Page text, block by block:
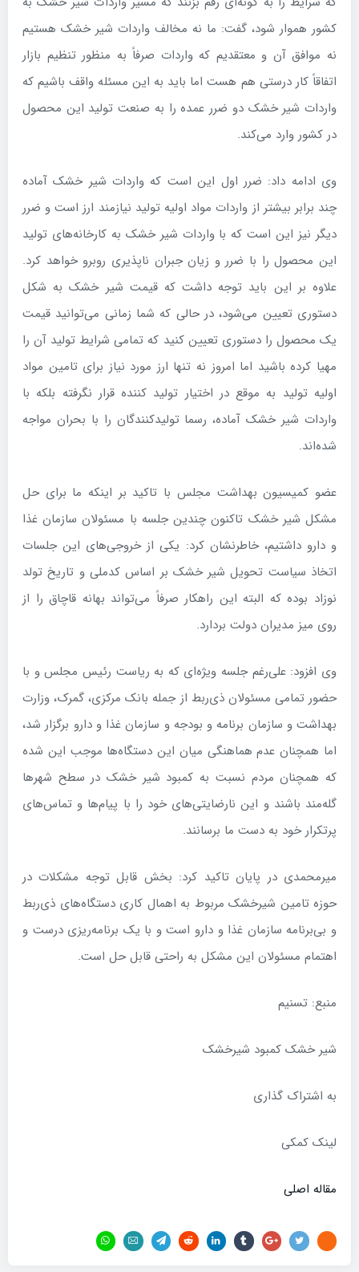
کشور هموار شود، گفت: ما نه مخالف واردات شیر خشک هستیم
نه موافق آن و معتقدیم که واردات صرفاً به منظور تنظیم بازار
اتفاقاً کار درستی هم هست اما باید به این مسئله واقف باشیم که
واردات شیر خشک دو ضرر عمده را به صنعت تولید این محصول
در کشور وارد می‌کند.
وی ادامه داد: ضرر اول این است که واردات شیر خشک آماده
چند برابر بیشتر از واردات مواد اولیه تولید نیازمند ارز است و ضرر
دیگر نیز این است که با واردات شیر خشک به کارخانه‌های تولید
این محصول را با ضرر و زیان جبران ناپذیری روبرو خواهد کرد.
علاوه بر این باید توجه داشت که قیمت شیر خشک به شکل
دستوری تعیین می‌شود، در حالی که شما زمانی می‌توانید قیمت
یک محصول را دستوری تعیین کنید که تمامی شرایط تولید آن را
مهیا کرده باشید اما امروز نه تنها ارز مورد نیاز برای تامین مواد
اولیه تولید به موقع در اختیار تولید کننده قرار نگرفته بلکه با
واردات شیر خشک آماده، رسما تولیدکنندگان را با بحران مواجه
شده‌اند.
عضو کمیسیون بهداشت مجلس با تاکید بر اینکه ما برای حل
مشکل شیر خشک تاکنون چندین جلسه با مسئولان سازمان غذا
و دارو داشتیم، خاطرنشان کرد: یکی از خروجی‌های این جلسات
اتخاذ سیاست تحویل شیر خشک بر اساس کدملی و تاریخ تولد
نوزاد بوده که البته این راهکار صرفاً می‌تواند بهانه قاچاق را از
روی میز مدیران دولت بردارد.
وی افزود: علی‌رغم جلسه‌ ویژه‌ای که به ریاست رئیس‌ مجلس و با
حضور تمامی مسئولان ذی‌ربط از جمله بانک‌ مرکزی، گمرک، وزارت
بهداشت و سازمان برنامه و بودجه و سازمان غذا و دارو برگزار شد،
اما همچنان عدم هماهنگی میان این دستگاه‌ها موجب این شده
که همچنان مردم نسبت به کمبود شیر خشک در سطح شهر‌ها
گله‌مند باشند و این نارضایتی‌های خود را با پیام‌ها و تماس‌های
پرتکرار خود به دست ما برسانند.
میرمحمدی در پایان تاکید کرد: بخش قابل توجه مشکلات در
حوزه تامین شیرخشک مربوط به اهمال کاری‌ دستگاه‌های ذی‌ربط
و بی‌برنامه سازمان غذا و دارو است و با یک برنامه‌ریزی درست و
اهتمام مسئولان این مشکل به راحتی قابل حل است.
منبع: تسنیم
شیر خشک کمبود شیرخشک
به اشتراک گذاری
لینک کمکی
مقاله اصلی